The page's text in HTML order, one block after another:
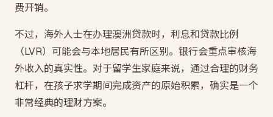
费开销。
不过，海外人士在办理澳洲贷款时，利息和贷款比例
（LVR）可能会与本地居民有所区别。银行会重点审核海
外收入的真实性。对于留学生家庭来说，通过合理的财务
杠杆，在孩子求学期间完成资产的原始积累，确实是一个
非常经典的理财方案。